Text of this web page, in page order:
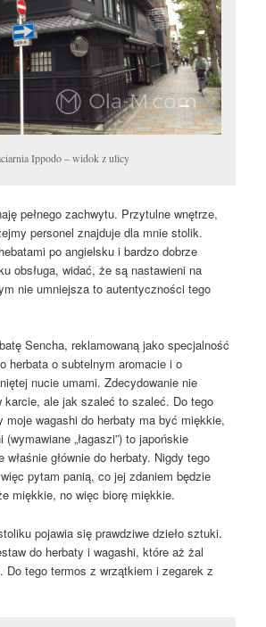
Ippodo – widok z ulicy
pełnego zachwytu. Przytulne wnętrze,
personel znajduje dla mnie stolik.
po angielsku i bardzo dobrze
obsługa, widać, że są nastawieni na
nie umniejsza to autentyczności tego
Sencha, reklamowaną jako specjalność
herbata o subtelnym aromacie i o
nucie umami. Zdecydowanie nie
karcie, ale jak szaleć to szaleć. Do tego
wagashi do herbaty ma być miękkie,
„łagaszi”) to japońskie
właśnie głównie do herbaty. Nigdy tego
pytam panią, co jej zdaniem będzie
miękkie, no więc biorę miękkie.
pojawia się prawdziwe dzieło sztuki.
do herbaty i wagashi, które aż żal
Do tego termos z wrzątkiem i zegarek z